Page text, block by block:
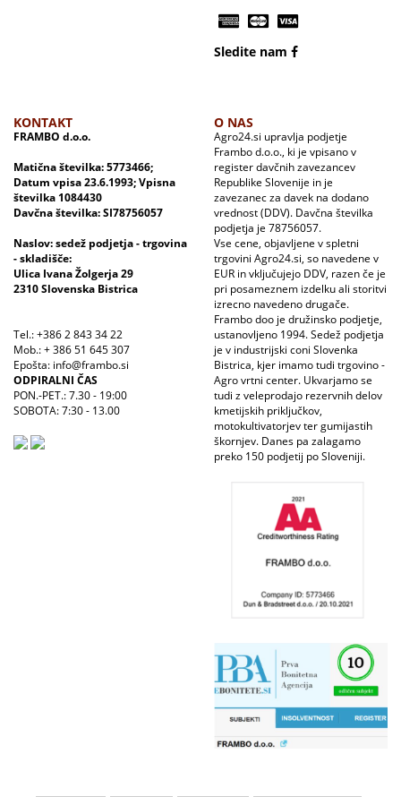
Sledite nam
KONTAKT
FRAMBO d.o.o.
Matična številka: 5773466;
Datum vpisa 23.6.1993; Vpisna
številka 1084430
Davčna številka: SI78756057
Naslov: sedež podjetja - trgovina
- skladišče:
Ulica Ivana Žolgerja 29
2310 Slovenska Bistrica
Tel.: +386 2 843 34 22
Mob.: + 386 51 645 307
Epošta: info@frambo.si
ODPIRALNI ČAS
PON.-PET.: 7.30 - 19:00
SOBOTA: 7:30 - 13.00
O NAS
Agro24.si upravlja podjetje
Frambo d.o.o., ki je vpisano v
register davčnih zavezancev
Republike Slovenije in je
zavezanec za davek na dodano
vrednost (DDV). Davčna številka
podjetja je 78756057.
Vse cene, objavljene v spletni
trgovini Agro24.si, so navedene v
EUR in vključujejo DDV, razen če je
pri posameznem izdelku ali storitvi
izrecno navedeno drugače.
Frambo doo je družinsko podjetje,
ustanovljeno 1994. Sedež podjetja
je v industrijski coni Slovenka
Bistrica, kjer imamo tudi trgovino -
Agro vrtni center. Ukvarjamo se
tudi z veleprodajo rezervnih delov
kmetijskih priključkov,
motokultivatorjev ter gumijastih
škornjev. Danes pa zalagamo
preko 150 podjetij po Sloveniji.